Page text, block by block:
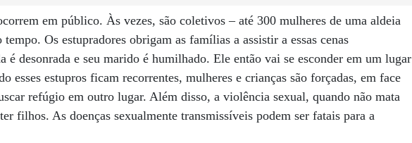
em público. Às vezes, são coletivos – até 300 mulheres de uma aldeia
tempo. Os estupradores obrigam as famílias a assistir a essas cenas
é desonrada e seu marido é humilhado. Ele então vai se esconder em um lugar
esses estupros ficam recorrentes, mulheres e crianças são forçadas, em face
refúgio em outro lugar. Além disso, a violência sexual, quando não mata
filhos. As doenças sexualmente transmissíveis podem ser fatais para a